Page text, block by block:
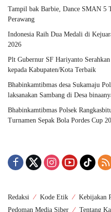
Tampil bak Barbie, Dance SMAN 5
Perawang
Indonesia Raih Dua Medali di
2026
Plt Gubernur SF Hariyanto Serahkan
kepada Kabupaten/Kota Terbaik
Bhabinkamtibmas desa Sukamaju
laksanakan Sambang di Desa
Bhabinkamtibmas Polsek
Turnamen Sepak Bola Pordes Cup
Redaksi Kode Etik Kebijakan
Pedoman Media Siber
Tentang